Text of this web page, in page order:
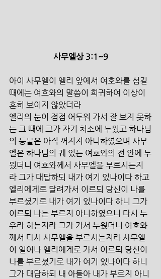
사무엘상 3:1~9
아이 사무엘이 엘리 앞에서 여호와를 섬길
때에는 여호와의 말씀이 희귀하여 이상이
흔히 보이지 않았더라
엘리의 눈이 점점 어두워 가서 잘 보지 못하
는 그 때에 그가 자기 처소에 누웠고 하나님
의 등불은 아직 꺼지지 아니하였으며 사무
엘은 하나님의 궤 있는 여호와의 전 안에 누
웠더니 여호와께서 사무엘을 부르시는지
라 그가 대답하되 내가 여기 있나이다 하고
엘리에게로 달려가서 이르되 당신이 나를
부르셨기로 내가 여기 있나이다 하니 그가
이르되 나는 부르지 아니하였으니 다시 누
우라 하는지라 그가 가서 누웠더니 여호와
께서 다시 사무엘을 부르시는지라 사무엘
이 일어나 엘리에게로 가서 이르되 당신이
나를 부르셨기로 내가 여기 있나이다 하니
그가 대답하되 내 아들아 내가 부르지 아니